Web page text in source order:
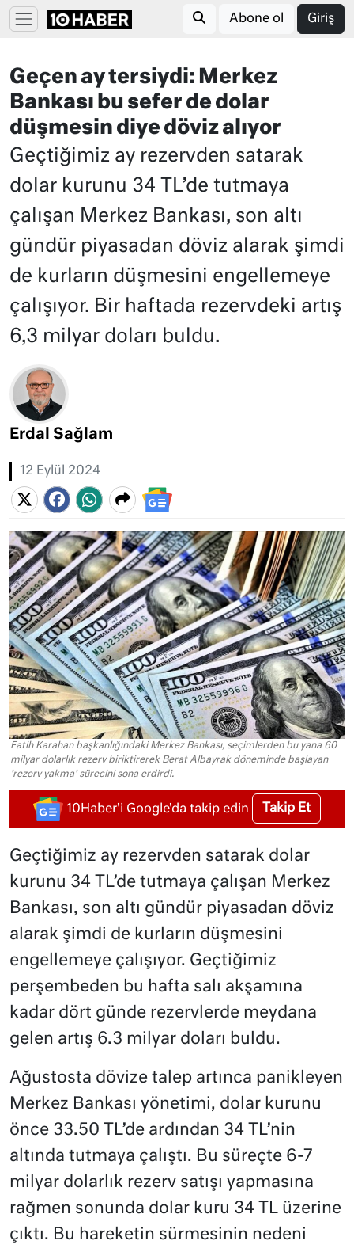
Abone ol Giriş
Geçen ay tersiydi: Merkez
Bankası bu sefer de dolar
düşmesin diye döviz alıyor
Geçtiğimiz ay rezervden satarak
dolar kurunu 34 TL’de tutmaya
çalışan Merkez Bankası, son altı
gündür piyasadan döviz alarak şimdi
de kurların düşmesini engellemeye
çalışıyor. Bir haftada rezervdeki artış
6,3 milyar doları buldu.
Erdal Sağlam
12 Eylül 2024
Fatih Karahan başkanlığındaki Merkez Bankası, seçimlerden bu yana 60
milyar dolarlık rezerv biriktirerek Berat Albayrak döneminde başlayan
'rezerv yakma' sürecini sona erdirdi.
10Haber'i Google'da takip edin Takip Et
Geçtiğimiz ay rezervden satarak dolar
kurunu 34 TL’de tutmaya çalışan Merkez
Bankası, son altı gündür piyasadan döviz
alarak şimdi de kurların düşmesini
engellemeye çalışıyor. Geçtiğimiz
perşembeden bu hafta salı akşamına
kadar dört günde rezervlerde meydana
gelen artış 6.3 milyar doları buldu.
Ağustosta dövize talep artınca panikleyen
Merkez Bankası yönetimi, dolar kurunu
önce 33.50 TL’de ardından 34 TL’nin
altında tutmaya çalıştı. Bu süreçte 6-7
milyar dolarlık rezerv satışı yapmasına
rağmen sonunda dolar kuru 34 TL üzerine
çıktı. Bu hareketin sürmesinin nedeni